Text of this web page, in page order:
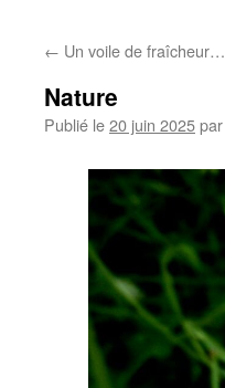
← Un voile de fraîcheur…
Nature
Publié le20 juin 2025par